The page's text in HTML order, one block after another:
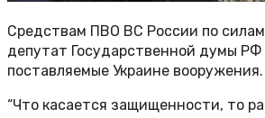
Средствам ПВО ВС России по
депутат Государственной думы
поставляемые Украине вооружения.
“Что касается защищенности, то